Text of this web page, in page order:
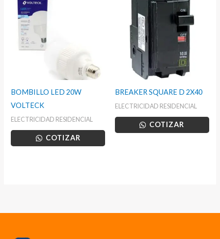
BOMBILLO LED 20W
VOLTECK
ELECTRICIDAD RESIDENCIAL
COTIZAR
BREAKER SQUARE D 2X40
ELECTRICIDAD RESIDENCIAL
COTIZAR